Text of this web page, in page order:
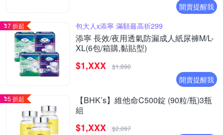
開賣提醒我
7 折起 包大人x添寧 滿額最高折299
添寧 長效/夜用透氣防漏成人紙尿褲M/L-
XL(6包/箱購,黏貼型)
$1,XXX $1,890
開賣提醒我
5 折起
【BHK’s】維他命C500錠 (90粒/瓶)3瓶
組
$1,XXX $2,097